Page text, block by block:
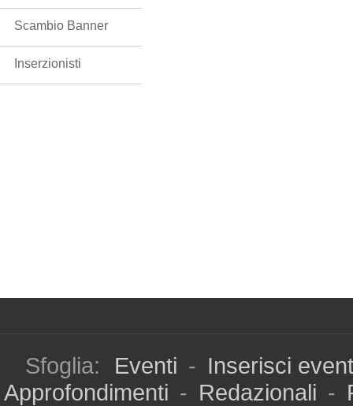
Scambio Banner
Inserzionisti
Sfoglia: Eventi - Inserisci
Approfondimenti - Redazionali -